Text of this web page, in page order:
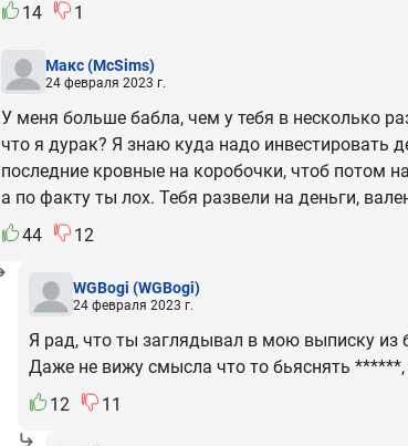
14
1
Макс(McSims)
24 февраля 2023 г.
У меня больше бабла, чем у тебя в несколько
что я дурак? Я знаю куда надо инвестировать
последние кровные на коробочки, чтоб потом
а по факту ты лох. Тебя развели на деньги,
44
12
WGBogi (WGBogi)
24 февраля 2023 г.
Я рад, что ты заглядывал в мою выписку из
Даже не вижу смысла что то бьяснять
12
11